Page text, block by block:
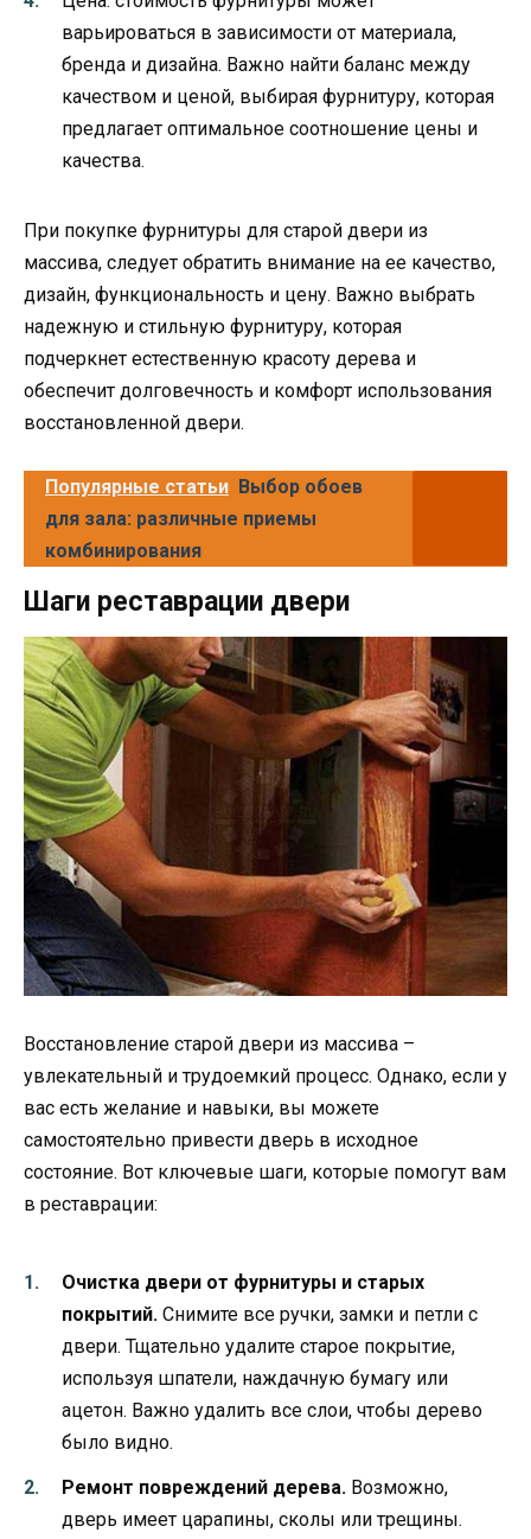
варьироваться в зависимости от материала,
бренда и дизайна. Важно найти баланс между
качеством и ценой, выбирая фурнитуру, которая
предлагает оптимальное соотношение цены и
качества.
При покупке фурнитуры для старой двери из
массива, следует обратить внимание на ее качество,
дизайн, функциональность и цену. Важно выбрать
надежную и стильную фурнитуру, которая
подчеркнет естественную красоту дерева и
обеспечит долговечность и комфорт использования
восстановленной двери.
Популярные статьи Выбор обоев
для зала: различные приемы
комбинирования
Шаги реставрации двери
Восстановление старой двери из массива –
увлекательный и трудоемкий процесс. Однако, если у
вас есть желание и навыки, вы можете
самостоятельно привести дверь в исходное
состояние. Вот ключевые шаги, которые помогут вам
в реставрации:
Очистка двери от фурнитуры и старых
покрытий. Снимите все ручки, замки и петли с
двери. Тщательно удалите старое покрытие,
используя шпатели, наждачную бумагу или
ацетон. Важно удалить все слои, чтобы дерево
было видно.
Ремонт повреждений дерева. Возможно,
дверь имеет царапины, сколы или трещины.